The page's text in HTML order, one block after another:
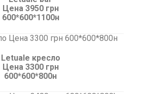
Цена 3950 грн
600*600*1100н
Letuale кресло
Цена 3300 грн
600*600*800н